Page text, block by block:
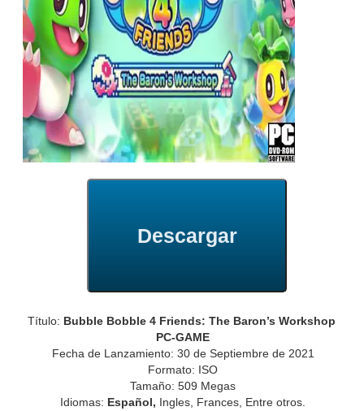
Descargar
Título: Bubble Bobble 4 Friends: The Baron’s Workshop
PC-GAME
Fecha de Lanzamiento: 30 de Septiembre de 2021
Formato: ISO
Tamaño: 509 Megas
Idiomas: Español, Ingles, Frances, Entre otros.